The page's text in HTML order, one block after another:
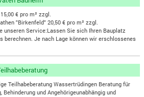
€ pro m² zzgl.
"Birkenfeld" 20,50 € pro m² zzgl.
unseren Service:Lassen Sie sich Ihren Bauplatz
berechnen. Je nach Lage können wir erschlossenes
Teilhabeberatung Wassertrüdingen Beratung für
und Angehörigeunabhängig und